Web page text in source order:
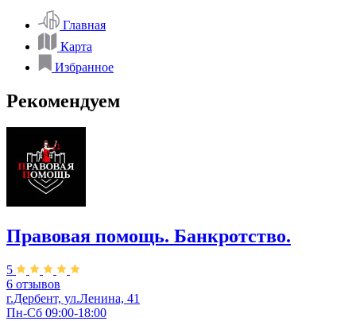
Главная
Карта
Избранное
Рекомендуем
Правовая помощь. Банкротство.
5
6 отзывов
г.Дербент, ул.Ленина, 41
Пн-Сб 09:00-18:00